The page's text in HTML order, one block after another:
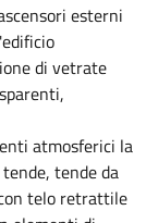
esterni
di vetrate
atmosferici la
tende da
telo retrattile